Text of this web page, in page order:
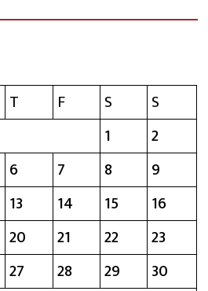
T F S
S
1
2
6 7 8
9
13 14 15
16
20 21 22
23
27 28 29
30